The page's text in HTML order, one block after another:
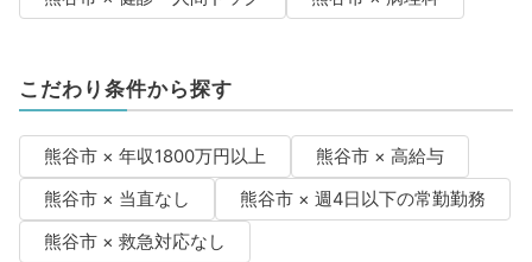
こだわり条件から探す
熊谷市 × 年収1800万円以上
熊谷市 × 高給与
熊谷市 × 当直なし
熊谷市 × 週4日以下の常勤勤務
熊谷市 × 救急対応なし